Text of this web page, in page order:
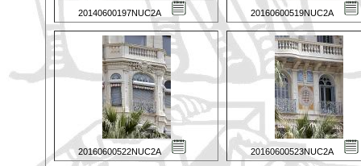
20140600197NUC2A 20160600519NUC2A
20160600522NUC2A 20160600523NUC2A